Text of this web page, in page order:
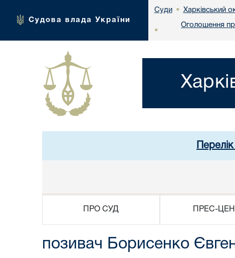
Судова влада України
Суди • Харківський
•
Оголошення
ПРО СУД ПРЕС-
позивач Борисенко